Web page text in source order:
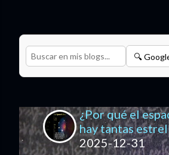
¿Por qué el
hay tantas
2025-12-31